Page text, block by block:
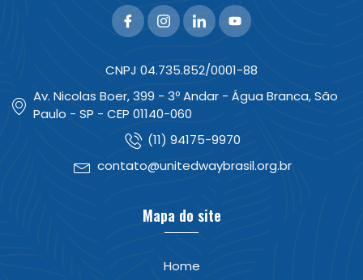
CNPJ 04.735.852/0001-88
Av. Nicolas Boer, 399 - 3º Andar - Água Branca, São
Paulo - SP - CEP 01140-060
(11) 94175-9970
contato@unitedwaybrasil.org.br
Mapa do site
Home